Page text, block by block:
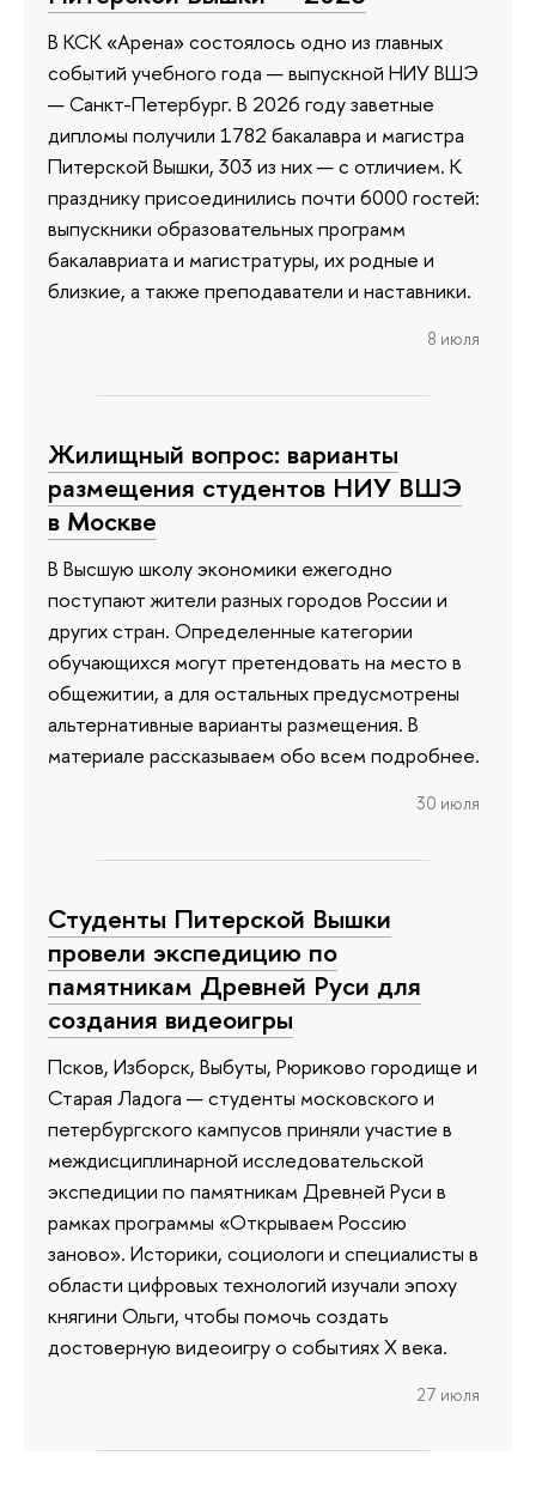
В КСК «Арена» состоялось одно из главных
событий учебного года — выпускной НИУ ВШЭ
— Санкт-Петербург. В 2026 году заветные
дипломы получили 1782 бакалавра и магистра
Питерской Вышки, 303 из них — с отличием. К
празднику присоединились почти 6000 гостей:
выпускники образовательных программ
бакалавриата и магистратуры, их родные и
близкие, а также преподаватели и наставники.
8 июля
Жилищный вопрос: варианты
размещения студентов НИУ ВШЭ
в Москве
В Высшую школу экономики ежегодно
поступают жители разных городов России и
других стран. Определенные категории
обучающихся могут претендовать на место в
общежитии, а для остальных предусмотрены
альтернативные варианты размещения. В
материале рассказываем обо всем подробнее.
30 июля
Студенты Питерской Вышки
провели экспедицию по
памятникам Древней Руси для
создания видеоигры
Псков, Изборск, Выбуты, Рюриково городище и
Старая Ладога — студенты московского и
петербургского кампусов приняли участие в
междисциплинарной исследовательской
экспедиции по памятникам Древней Руси в
рамках программы «Открываем Россию
заново». Историки, социологи и специалисты в
области цифровых технологий изучали эпоху
княгини Ольги, чтобы помочь создать
достоверную видеоигру о событиях X века.
27 июля